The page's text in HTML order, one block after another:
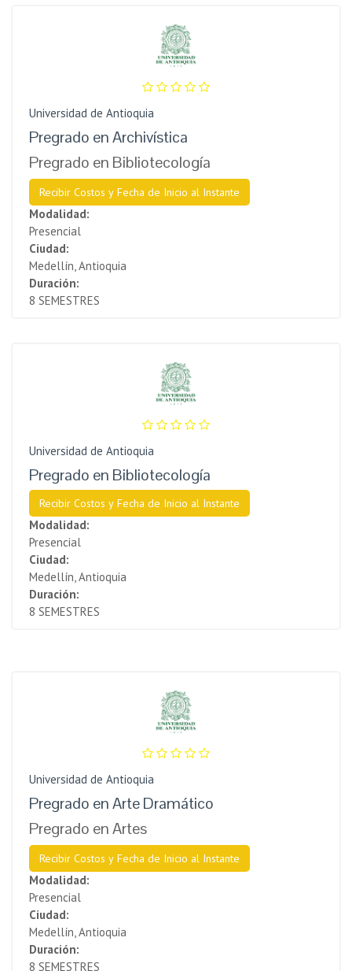
Universidad de Antioquia
Pregrado en Archivística
Pregrado en Bibliotecología
Recibir Costos y Fecha de Inicio al Instante
Modalidad:
Presencial
Ciudad:
Medellín, Antioquia
Duración:
8 SEMESTRES
Universidad de Antioquia
Pregrado en Bibliotecología
Recibir Costos y Fecha de Inicio al Instante
Modalidad:
Presencial
Ciudad:
Medellín, Antioquia
Duración:
8 SEMESTRES
Universidad de Antioquia
Pregrado en Arte Dramático
Pregrado en Artes
Recibir Costos y Fecha de Inicio al Instante
Modalidad:
Presencial
Ciudad:
Medellín, Antioquia
Duración:
8 SEMESTRES